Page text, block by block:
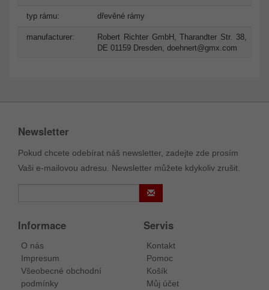
typ rámu: dřevěné rámy
manufacturer:
Robert Richter GmbH, Tharandter Str. 38,
DE 01159 Dresden, doehnert@gmx.com
Newsletter
Pokud chcete odebírat náš newsletter, zadejte zde prosím
Vaši e-mailovou adresu. Newsletter můžete kdykoliv zrušit.
Informace
O nás
Impresum
Všeobecné obchodní
podmínky
Servis
Kontakt
Pomoc
Košík
Můj účet